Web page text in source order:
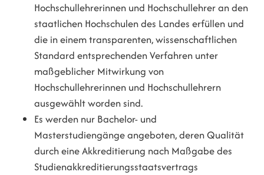
Hochschullehrerinnen und Hochschullehrer an den
staatlichen Hochschulen des Landes erfüllen und
die in einem transparenten, wissenschaftlichen
Standard entsprechenden Verfahren unter
maßgeblicher Mitwirkung von
Hochschullehrerinnen und Hochschullehrern
ausgewählt worden sind.
Es werden nur Bachelor- und
Masterstudiengänge angeboten, deren Qualität
durch eine Akkreditierung nach Maßgabe des
Studienakkreditierungsstaatsvertrags